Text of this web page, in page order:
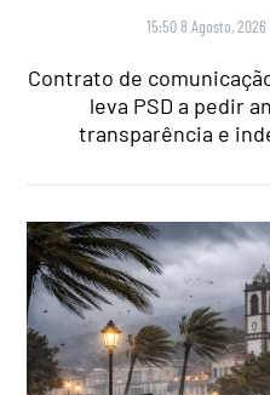
15:50 8 Agosto, 2026
Contrato de
leva PSD a pedir
transparência e